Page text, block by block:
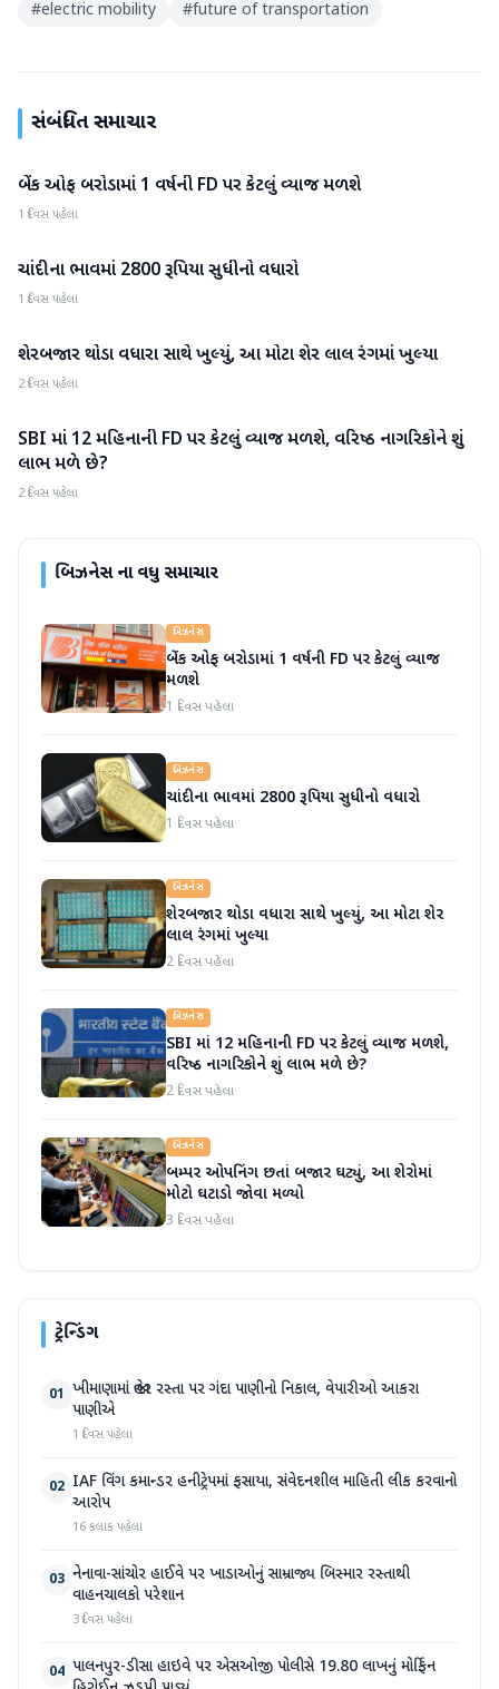
#electric mobility #future of transportation
સંબંધિત સમાચાર
બિઝનેસ
બેંક ઓફ બરોડામાં 1 વર્ષની FD પર કેટલું વ્યાજ મળશે
1 દિવસ પહેલા
બિઝનેસ
ચાંદીના ભાવમાં 2800 રૂપિયા સુધીનો વધારો
1 દિવસ પહેલા
બિઝનેસ
શેરબજાર થોડા વધારા સાથે ખુલ્યું, આ મોટા શેર લાલ રંગમાં ખુલ્યા
2 દિવસ પહેલા
બિઝનેસ
SBI માં 12 મહિનાની FD પર કેટલું વ્યાજ મળશે, વરિષ્ઠ નાગરિકોને શું
લાભ મળે છે?
2 દિવસ પહેલા
બિઝનેસના વધુ સમાચાર
બિઝનેસ
બેંક ઓફ બરોડામાં 1 વર્ષની FD પર કેટલું વ્યાજ
મળશે
1 દિવસ પહેલા
બિઝનેસ
ચાંદીના ભાવમાં 2800 રૂપિયા સુધીનો વધારો
1 દિવસ પહેલા
બિઝનેસ
શેરબજાર થોડા વધારા સાથે ખુલ્યું, આ મોટા શેર
લાલ રંગમાં ખુલ્યા
2 દિવસ પહેલા
બિઝનેસ
SBI માં 12 મહિનાની FD પર કેટલું વ્યાજ મળશે,
વરિષ્ઠ નાગરિકોને શું લાભ મળે છે?
2 દિવસ પહેલા
બિઝનેસ
બમ્પર ઓપનિંગ છતાં બજાર ઘટ્યું, આ શેરોમાં
મોટો ઘટાડો જોવા મળ્યો
3 દિવસ પહેલા
ટ્રેન્ડિંગ
01 ખીમાણામાં જાહેર રસ્તા પર ગંદા પાણીનો નિકાલ, વેપારીઓ આકરા
પાણીએ
1 દિવસ પહેલા
02 IAF વિંગ કમાન્ડર હનીટ્રેપમાં ફસાયા, સંવેદનશીલ માહિતી લીક કરવાનો
આરોપ
16 કલાક પહેલા
03 નેનાવા-સાંચોર હાઈવે પર ખાડાઓનું સામ્રાજ્ય બિસ્માર રસ્તાથી
વાહનચાલકો પરેશાન
3 દિવસ પહેલા
04 પાલનપુર-ડીસા હાઇવે પર એસઓજી પોલીસે 19.80 લાખનું મોર્ફિન